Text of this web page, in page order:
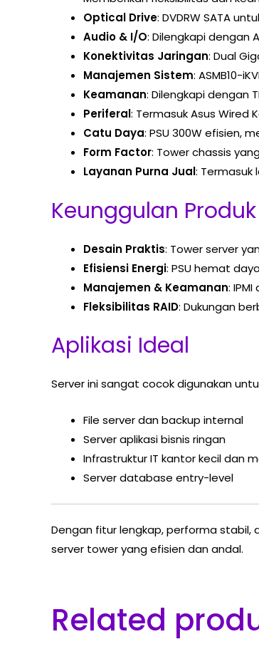
Optical Drive: DVDRW SATA
Audio & I/O: Dilengkapi dengan
Konektivitas Jaringan: Dual
Manajemen Sistem: ASMB10-
Keamanan: Dilengkapi dengan
Periferal: Termasuk Asus Wired
Catu Daya: PSU 300W efisien,
Form Factor: Tower chassis
Layanan Purna Jual: Termasuk
Keunggulan Produk
Desain Praktis: Tower server
Efisiensi Energi: PSU hemat
Manajemen & Keamanan:
Fleksibilitas RAID: Dukungan
Aplikasi Ideal
Server ini sangat cocok digunakan
File server dan backup internal
Server aplikasi bisnis ringan
Infrastruktur IT kantor kecil dan
Server database entry-level
Dengan fitur lengkap, performa stabil,
server tower yang efisien dan andal.
Related